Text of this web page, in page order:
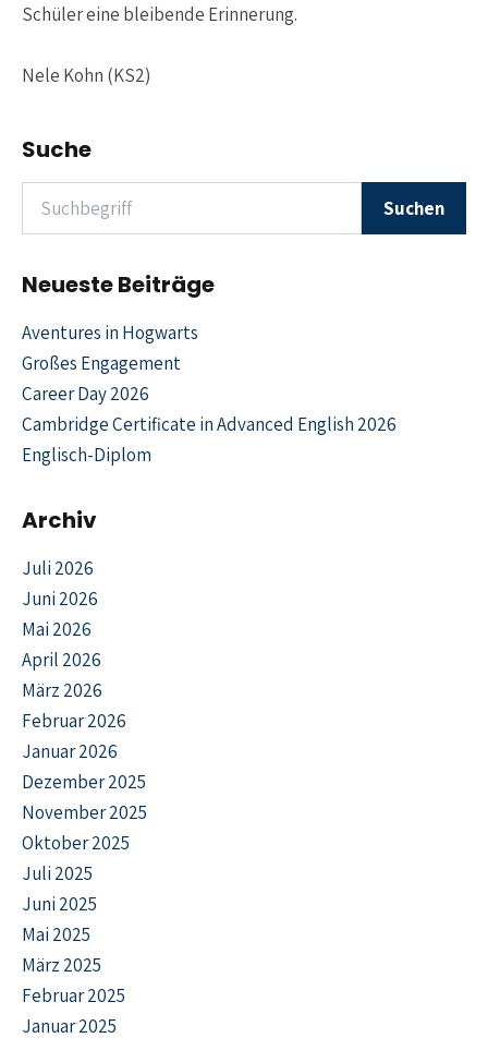
Schüler eine bleibende Erinnerung.
Nele Kohn (KS2)
Suche
Suchen nach Suchen
Neueste Beiträge
Aventures in Hogwarts
Großes Engagement
Career Day 2026
Cambridge Certificate in Advanced English 2026
Englisch-Diplom
Archiv
Juli 2026
Juni 2026
Mai 2026
April 2026
März 2026
Februar 2026
Januar 2026
Dezember 2025
November 2025
Oktober 2025
Juli 2025
Juni 2025
Mai 2025
März 2025
Februar 2025
Januar 2025